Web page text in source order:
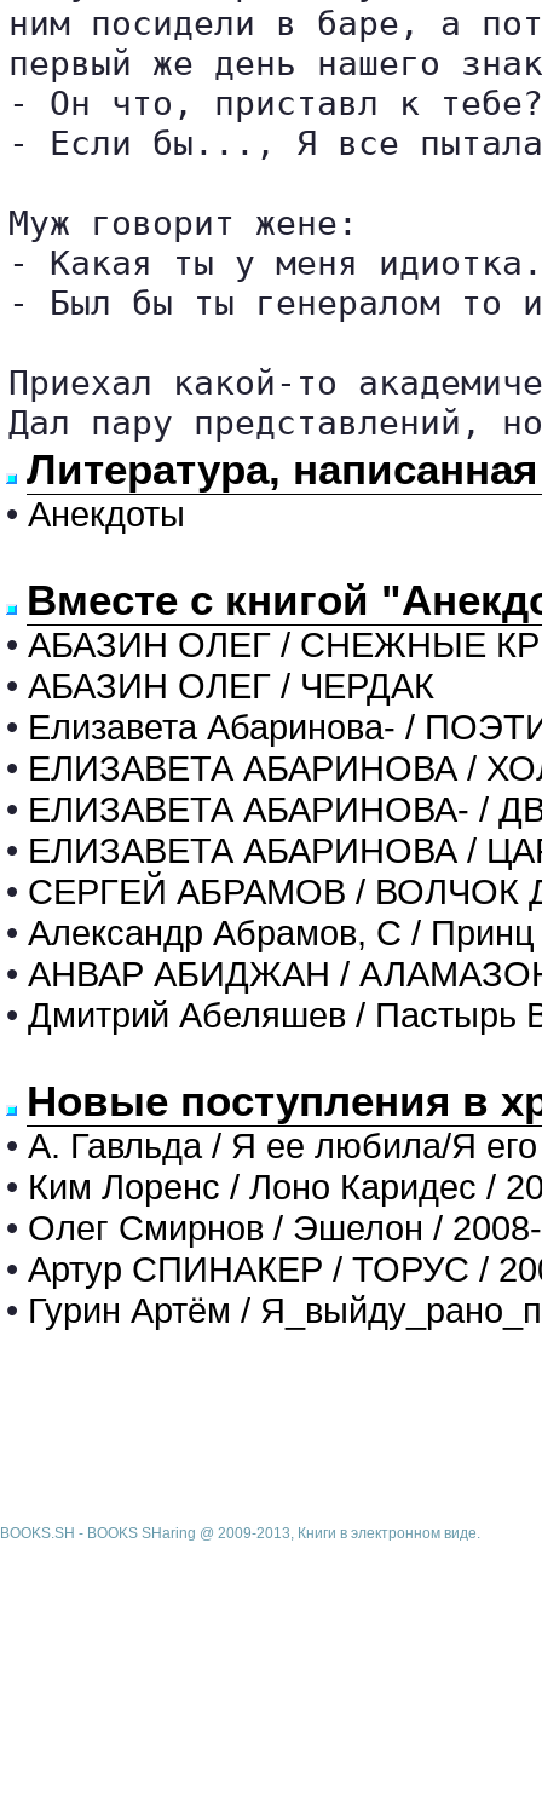
ним посидели в баре, а
первый же день нашего
- Он что, приставл к
- Если бы..., Я все
Муж говорит жене:
- Какая ты у меня
- Был бы ты генералом то
Приехал какой-то
Дал пару представлений,
Литература,
• Анекдоты
Вместе с книгой
• АБАЗИН ОЛЕГ / СНЕЖНЫЕ
• АБАЗИН ОЛЕГ / ЧЕРДАК
• Елизавета Абаринова- /
• ЕЛИЗАВЕТА АБАРИНОВА /
• ЕЛИЗАВЕТА АБАРИНОВА- /
• ЕЛИЗАВЕТА АБАРИНОВА /
• СЕРГЕЙ АБРАМОВ / ВОЛЧОК
• Александр Абрамов, С /
• АНВАР АБИДЖАН /
• Дмитрий Абеляшев / Пастырь
Новые поступления в
• А. Гавльда / Я ее любила/Я
• Ким Лоренс / Лоно Каридес /
• Олег Смирнов / Эшелон /
• Артур СПИНАКЕР / ТОРУС /
• Гурин Артём /
BOOKS.SH - BOOKS SHaring @ 2009-2013, Книги в электронном виде.